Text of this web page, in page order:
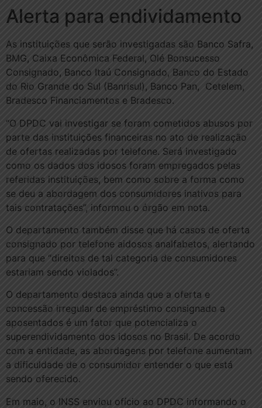
Alerta para endividamento
As instituições que serão investigadas são Banco Safra,
BMG, Caixa Econômica Federal, Olé Bonsucesso
Consignado, Banco Itaú Consignado, Banco do Estado
do Rio Grande do Sul (Banrisul), Banco Pan, Cetelem,
Bradesco Financiamentos e Bradesco.
“O DPDC vai investigar se foram cometidos abusos por
parte das instituições financeiras no ato de realização
de ofertas realizadas por telefone. Será investigado
como os dados dos idosos foram empregados pelas
referidas instituições, bem como sobre a forma como
se deu a abordagem dos consumidores inativos para
tais contratações”, informou o órgão em nota.
O departamento também disse que há casos de oferta
consignado por telefone aidosos analfabetos, alertando
para que “direitos de tal categoria de consumidores
estariam sendo violados”.
O departamento destaca ainda que a oferta e
concessão irregular de empréstimo consignado a
aposentados é um fator que potencializa o
superendividamento dos idosos no Brasil. De acordo
com a entidade, as abordagens por telefone aumentam
a dificuldade de o consumidor entender o que está
sendo oferecido.
Em maio, o INSS enviou ofício ao DPDC informando o